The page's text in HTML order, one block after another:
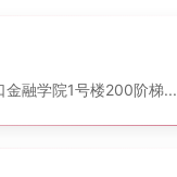
融学院1号楼200阶梯...